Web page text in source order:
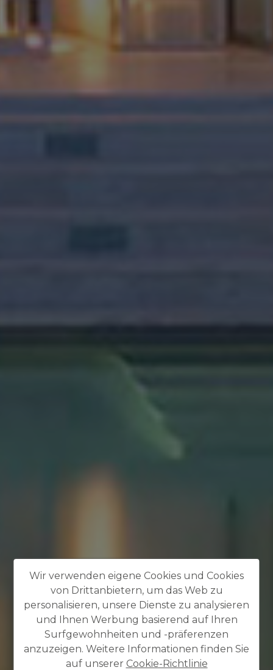
Wir verwenden eigene Cookies und Cookies
von Drittanbietern, um das Web zu
personalisieren, unsere Dienste zu analysieren
und Ihnen Werbung basierend auf Ihren
Surfgewohnheiten und -präferenzen
anzuzeigen. Weitere Informationen finden Sie
auf unserer Cookie-Richtlinie